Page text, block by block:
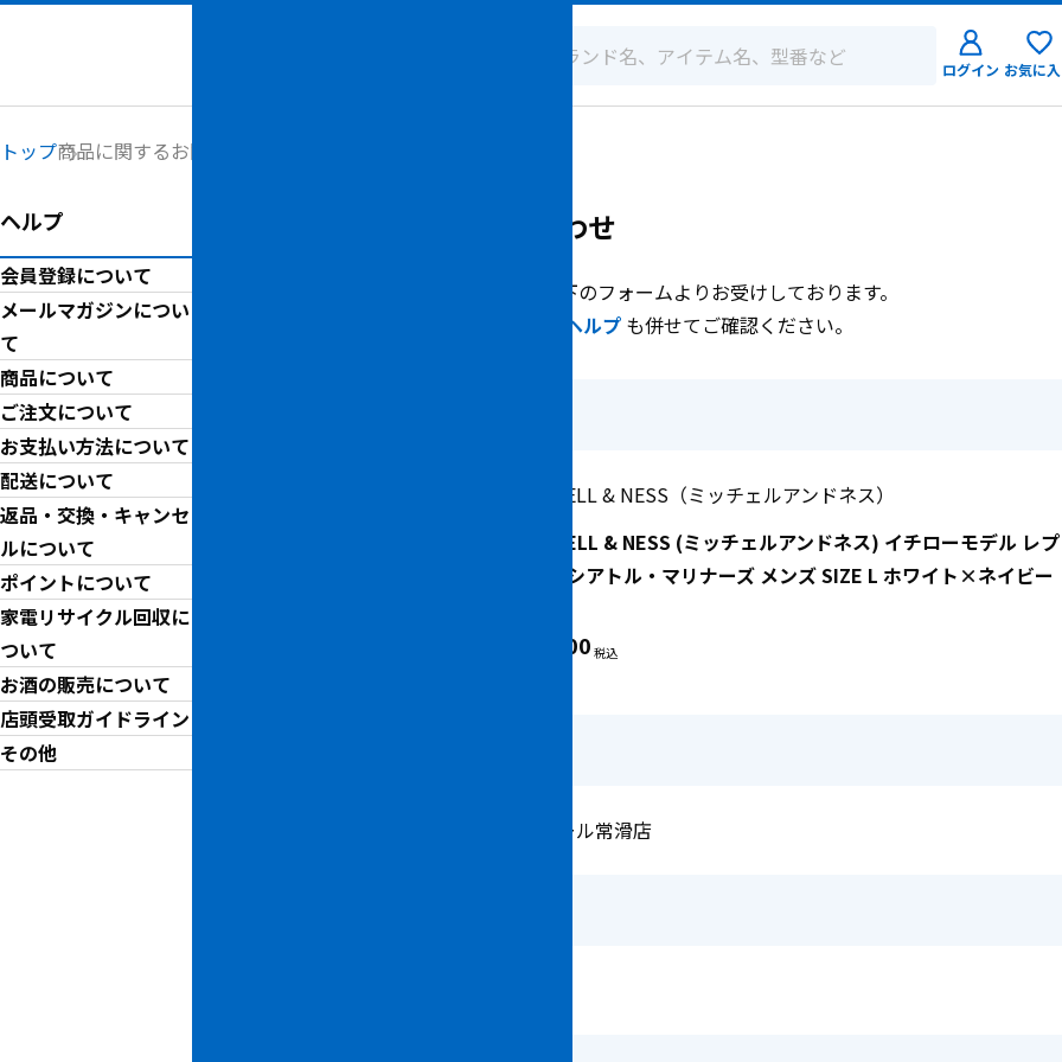
ログイン お気に
トップ商品に関するお問い合わせ
ヘルプ
会員登録について
メールマガジンについ
て
商品について
ご注文について
お支払い方法について
配送について
返品・交換・キャンセ
ルについて
ポイントについて
家電リサイクル回収に
ついて
お酒の販売について
店頭受取ガイドライン
その他
商品に関するお問い合わせ
商品に関するお問い合わせは、以下のフォームよりお受けしております。
ヘルプ も併せてご確認ください。
MITCHELL & NESS（ミッチェルアンドネス）
MITCHELL & NESS (ミッチェルアンドネス) イチローモデル レ
ォーム シアトル・マリナーズ メンズ SIZE L ホワイト×ネイビー
44,000
トレジャーファクトリーイオンモール常滑店